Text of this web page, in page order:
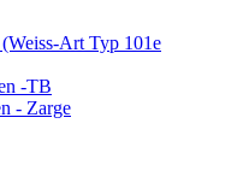
Art Typ 101e
-TB
- Zarge